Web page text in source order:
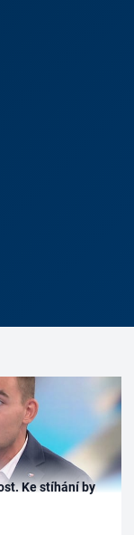
Ke stíhání by